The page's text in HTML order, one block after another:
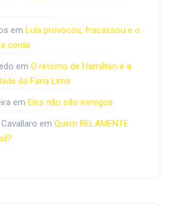
em Lula provocou, fracassou e o
conta
em O retorno de Hamilton e a
da Faria Lima
em Eles não são inimigos
em Quem RELAMENTE